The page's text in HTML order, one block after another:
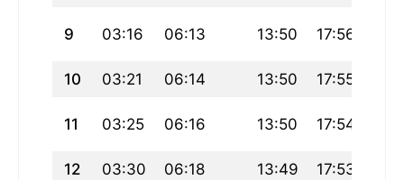
9 03:16 06:13 13:50 17:56
10 03:21 06:14 13:50 17:55
11 03:25 06:16 13:50 17:54
12 03:30 06:18 13:49 17:53